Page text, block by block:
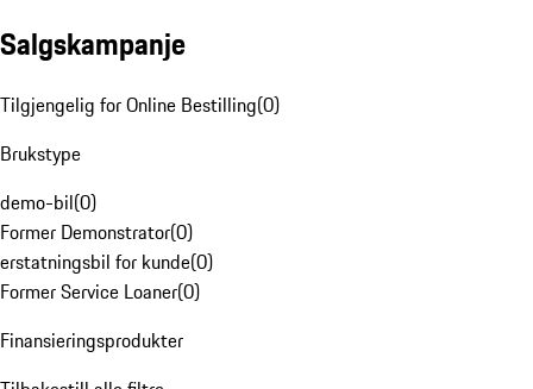
Salgskampanje
Tilgjengelig for Online Bestilling(0)
Brukstype
demo-bil(0)
Former Demonstrator(0)
erstatningsbil for kunde(0)
Former Service Loaner(0)
Finansieringsprodukter